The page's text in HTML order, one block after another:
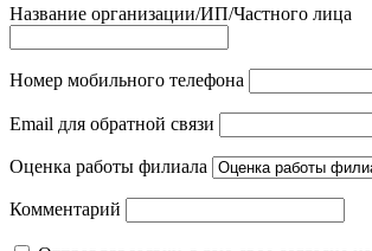
Название организации/ИП/Частного лица
Номер мобильного телефона
Email для обратной связи
Оценка работы филиала
Комментарий